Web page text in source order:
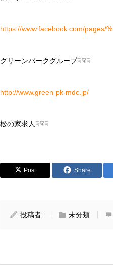
https://www.facebook.com/pages/
グリーンパークグループ☟☟☟
http://www.green-pk-mdc.jp/
松の家求人☟☟☟
Post Share
投稿者: 未分類